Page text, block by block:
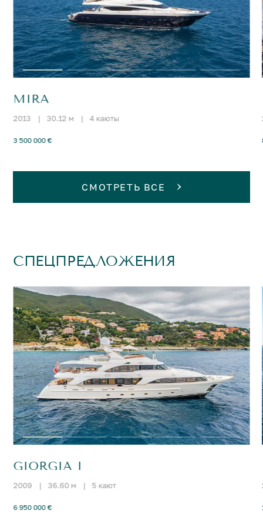
MIRA
2013 | 30.12 м | 4 каюты
3 500 000 €
СМОТРЕТЬ ВСЕ
СПЕЦПРЕДЛОЖЕНИЯ
GIORGIA I
2009 | 36.60 м | 5 кают
6 950 000 €